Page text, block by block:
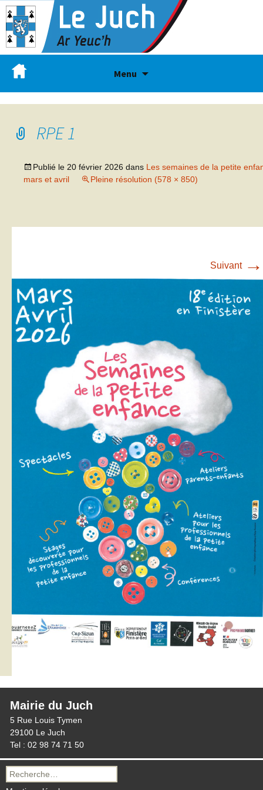
Menu
RPE 1
Publié le 20 février 2026 dans Les semaines de la petite
mars et avril
Pleine résolution (578 × 850)
Suivant →
Mairie du Juch
5 Rue Louis Tymen
29100 Le Juch
Tel : 02 98 74 71 50
Recherche
pour :